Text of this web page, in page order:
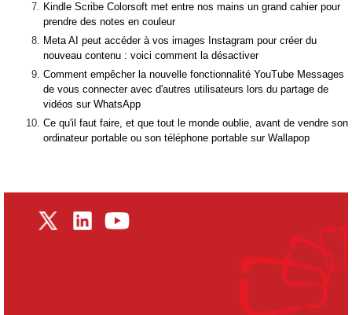
Kindle Scribe Colorsoft met entre nos mains un grand cahier pour
prendre des notes en couleur
Meta AI peut accéder à vos images Instagram pour créer du
nouveau contenu : voici comment la désactiver
Comment empêcher la nouvelle fonctionnalité YouTube Messages
de vous connecter avec d'autres utilisateurs lors du partage de
vidéos sur WhatsApp
Ce qu'il faut faire, et que tout le monde oublie, avant de vendre son
ordinateur portable ou son téléphone portable sur Wallapop